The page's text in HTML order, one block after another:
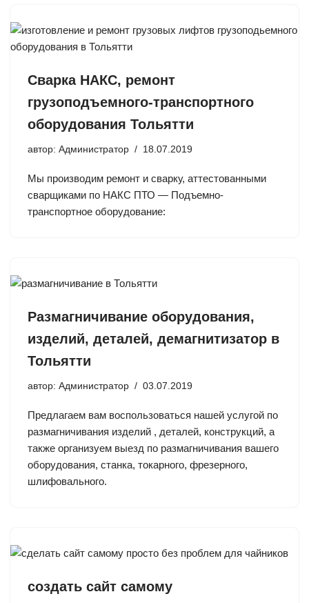
Сварка НАКС, ремонт
грузоподъемного-транспортного
оборудования Тольятти
автор: Администратор 18.07.2019
Мы производим ремонт и сварку, аттестованными
сварщиками по НАКС ПТО — Подъемно-
транспортное оборудование:
Размагничивание оборудования,
изделий, деталей, демагнитизатор в
Тольятти
автор: Администратор 03.07.2019
Предлагаем вам воспользоваться нашей услугой по
размагничивания изделий , деталей, конструкций, а
также организуем выезд по размагничивания вашего
оборудования, станка, токарного, фрезерного,
шлифовального.
создать сайт самому